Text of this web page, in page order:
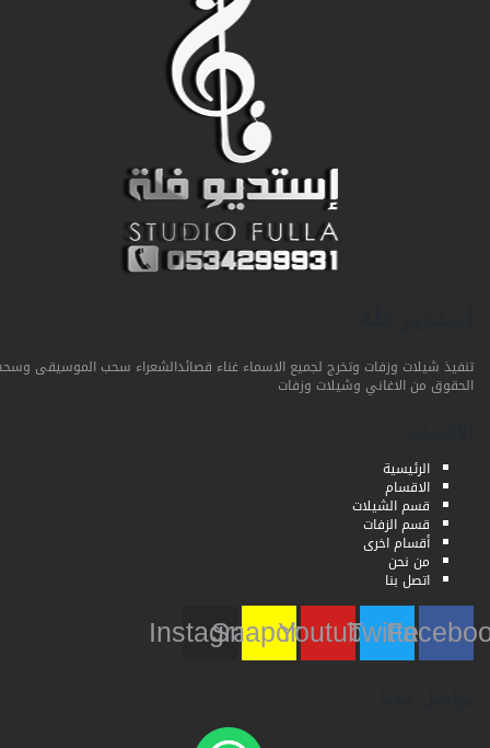
تنفيذ شيلات وزفات وتخرج لجميع الاسماء غناء قصائدالشعراء سحب الموسيقى وسحب
الحقوق من الاغاني وشيلات وزفات
الرئيسية
الاقسام
قسم الشيلات
قسم الزفات
أقسام اخرى
من نحن
اتصل بنا
Twitter
Youtube
Snapchat
Instagram